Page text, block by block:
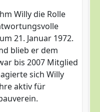
Willy die Rolle
21. Januar 1972.
blieb er dem
bis 2007 Mitglied
sich Willy
aktiv für